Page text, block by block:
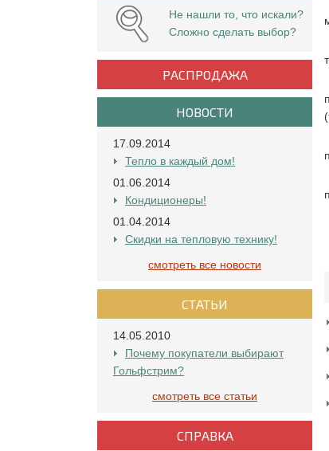
Не нашли то, что искали?
Сложно сделать выбор?
РАСПРОДАЖА
НОВОСТИ
17.09.2014
Тепло в каждый дом!
01.06.2014
Кондиционеры!
01.04.2014
Скидки на тепловую технику!
смотреть все новости
СТАТЬИ
14.05.2010
Почему покупатели выбирают
Гольфстрим?
смотреть все статьи
СПРАВКА